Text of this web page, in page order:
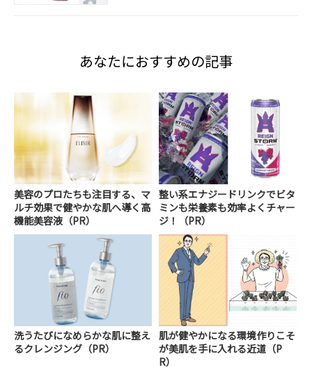
あなたにおすすめの記事
美容のプロたちも注目する、マ
ルチ効果で健やかな肌へ導く高
機能美容液（PR）
整い系エナジードリンクでビタ
ミンも栄養素も効率よくチャー
ジ！（PR）
洗うたびになめらかな肌に整え
るクレンジング（PR）
肌が健やかになる環境作りこそ
が美肌を手に入れる近道（P
R）